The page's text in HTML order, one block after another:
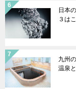
日本
３は
九州
温泉